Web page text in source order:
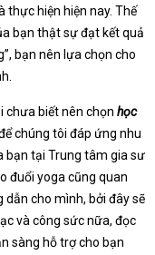
hiện hiện nay. Thế
bạn thật sự đạt kết quả
bạn nên lựa chọn cho
chưa biết nên chọn học
chúng tôi đáp ứng nhu
bạn tại Trung tâm gia sư
đuổi yoga cũng quan
cho mình, bởi đây sẽ
và công sức nữa, đọc
sàng hỗ trợ cho bạn